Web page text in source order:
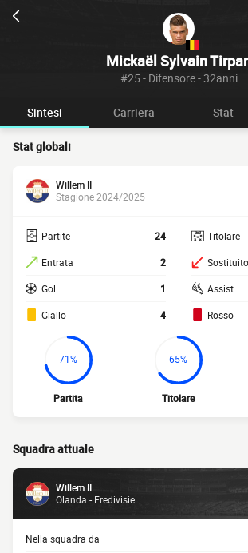
Mickaël Sylvain
#25 - Difensore - 32anni
Sintesi Carriera Stat
Stat globali
Willem II
Stagione 2024/2025
Partite 24
Entrata 2
Gol 1
Giallo 4
Titolare
Sostituito
Assist
Rosso
71%
Partita
65%
Titolare
Squadra attuale
Willem II
Olanda - Eredivisie
Nella squadra da